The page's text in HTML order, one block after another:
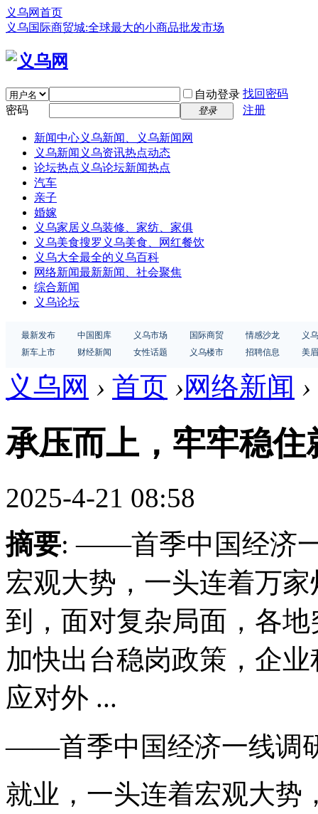
义乌网首页
义乌国际商贸城:全球最大的小商品批发市场
自动登录 找回密码
密码
登录 注册
新闻中心义乌新闻、义乌新闻网
义乌新闻 义乌资讯热点动态
论坛热点 义乌论坛新闻热点
汽车
亲子
婚嫁
义乌家居义乌装修、家纺、家俱
义乌美食搜罗义乌美食、网红餐饮
义乌大全最全的义乌百科
网络新闻最新新闻、社会聚焦
综合新闻
义乌论坛
最新发布 中国图库 义乌市场 国际商贸 情感沙龙
义
新车上市
财经新闻 女性话题 义乌楼市 招聘信息 美
义乌网 › 首页 ›网络新闻 ›
承压而上，牢牢稳住
2025-4-21 08:58
摘要: ——首季中国经济
宏观大势，一头连着万
到，面对复杂局面，各
加快出台稳岗政策，企
应对外 ...
——首季中国经济一线调
就业，一头连着宏观大势